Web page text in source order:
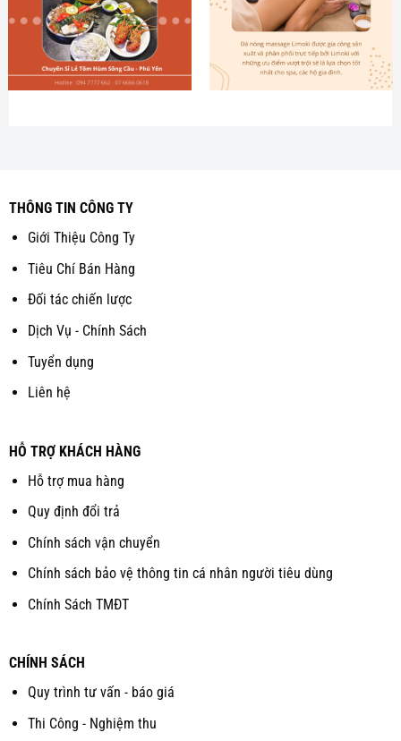
THÔNG TIN CÔNG TY
Giới Thiệu Công Ty
Tiêu Chí Bán Hàng
Đối tác chiến lược
Dịch Vụ - Chính Sách
Tuyển dụng
Liên hệ
HỖ TRỢ KHÁCH HÀNG
Hỗ trợ mua hàng
Quy định đổi trả
Chính sách vận chuyển
Chính sách bảo vệ thông tin cá nhân người tiêu dùng
Chính Sách TMĐT
CHÍNH SÁCH
Quy trình tư vấn - báo giá
Thi Công - Nghiệm thu